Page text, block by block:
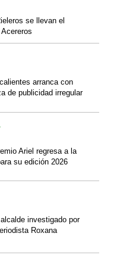
se llevan el
arranca con
de publicidad irregular
Ariel regresa a la
su edición 2026
investigado por
Roxana